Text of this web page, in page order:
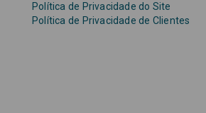
Política de Privacidade do Site
Política de Privacidade de Clientes